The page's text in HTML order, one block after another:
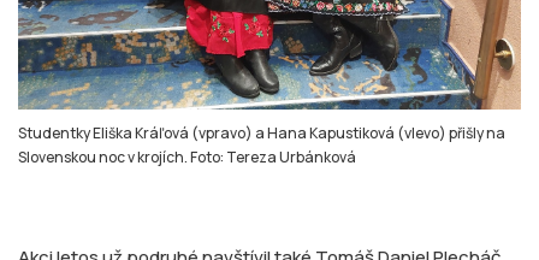
Studentky Eliška Kráľová (vpravo) a Hana Kapustiková (vlevo) přišly na
Slovenskou noc v krojích. Foto: Tereza Urbánková